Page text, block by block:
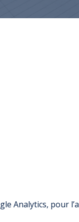
Analytics, pour